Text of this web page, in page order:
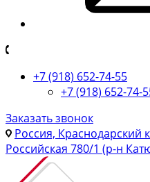
+7 (918) 652-74-55
+7 (918) 652-74-
Заказать звонок
Россия, Краснодарский
Российская 780/1 (р-н